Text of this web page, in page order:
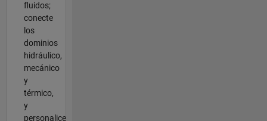
fluidos;
conecte
los
dominios
hidráulico,
mecánico
y
térmico,
y
personalice